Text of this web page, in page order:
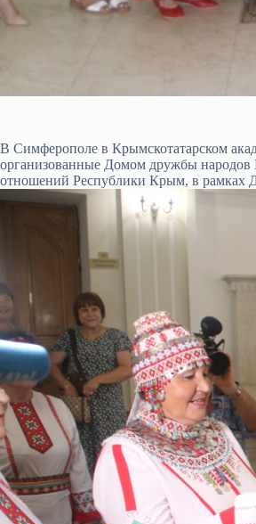
В Симферополе в Крымскотатарском
организованные Домом дружбы народов
отношений Республики Крым, в рамках